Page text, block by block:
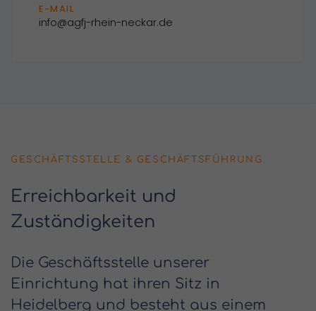
E-MAIL
info@agfj-rhein-neckar.de
GESCHÄFTSSTELLE & GESCHÄFTSFÜHRUNG
Erreichbarkeit und
Zuständigkeiten
Die Geschäftsstelle unserer
Einrichtung hat ihren Sitz in
Heidelberg und besteht aus einem